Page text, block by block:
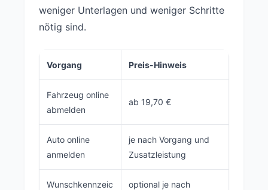
weniger Unterlagen und weniger Schritte
nötig sind.
Vorgang Preis-Hinweis
Fahrzeug online
abmelden
ab 19,70 €
Auto online
anmelden
je nach Vorgang und
Zusatzleistung
Wunschkennzeic
optional je nach